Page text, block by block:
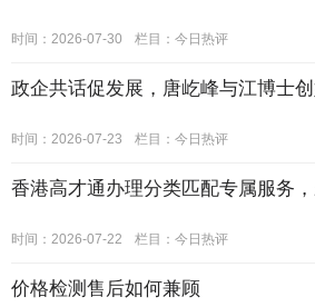
时间：2026-07-30 栏目： 今日热评
政企共话促发展，唐屹峰与江博士
时间：2026-07-23 栏目： 今日热评
香港高才通办理分类匹配专属服务
时间：2026-07-22 栏目： 今日热评
价格检测售后如何兼顾